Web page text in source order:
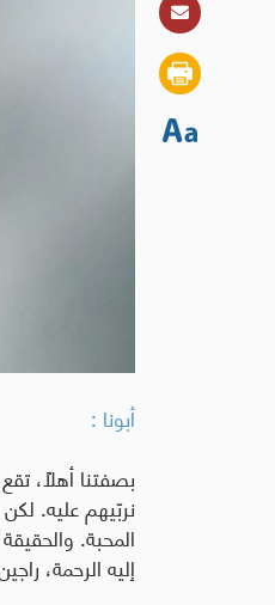
أبونا :
بصفتنا أهلًا،
نربّيهم عليه.
المحبة.
إليه الرحمة،